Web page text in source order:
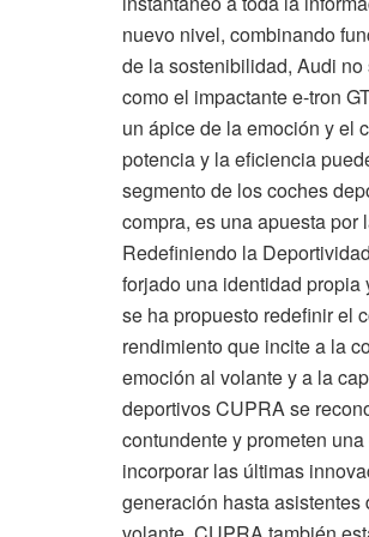
nuevo nivel, combinando
de la sostenibilidad, Audi
como el impactante e-tron
un ápice de la emoción y el
potencia y la eficiencia
segmento de los coches
compra, es una apuesta
Redefiniendo la
forjado una identidad
se ha propuesto redefinir el
rendimiento que incite a la
emoción al volante y a la
deportivos CUPRA se
contundente y prometen
incorporar las últimas
generación hasta